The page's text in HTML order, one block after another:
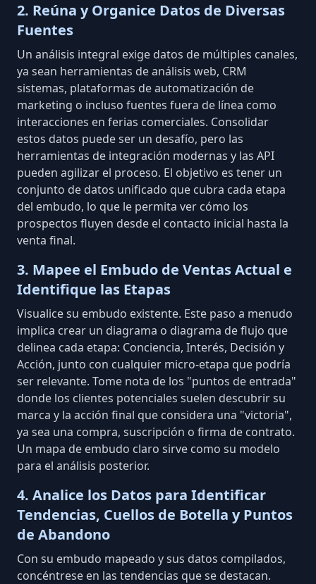
2. Reúna y Organice Datos de Diversas
Fuentes
Un análisis integral exige datos de múltiples canales,
ya sean herramientas de análisis web, CRM
sistemas, plataformas de automatización de
marketing o incluso fuentes fuera de línea como
interacciones en ferias comerciales. Consolidar
estos datos puede ser un desafío, pero las
herramientas de integración modernas y las API
pueden agilizar el proceso. El objetivo es tener un
conjunto de datos unificado que cubra cada etapa
del embudo, lo que le permita ver cómo los
prospectos fluyen desde el contacto inicial hasta la
venta final.
3. Mapee el Embudo de Ventas Actual e
Identifique las Etapas
Visualice su embudo existente. Este paso a menudo
implica crear un diagrama o diagrama de flujo que
delinea cada etapa: Conciencia, Interés, Decisión y
Acción, junto con cualquier micro-etapa que podría
ser relevante. Tome nota de los "puntos de entrada"
donde los clientes potenciales suelen descubrir su
marca y la acción final que considera una "victoria",
ya sea una compra, suscripción o firma de contrato.
Un mapa de embudo claro sirve como su modelo
para el análisis posterior.
4. Analice los Datos para Identificar
Tendencias, Cuellos de Botella y Puntos
de Abandono
Con su embudo mapeado y sus datos compilados,
concéntrese en las tendencias que se destacan.